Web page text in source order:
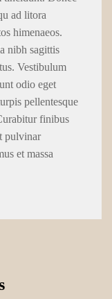
ad litora
himenaeos.
nibh sagittis
Vestibulum
odio eget
pellentesque
finibus
pulvinar
et massa